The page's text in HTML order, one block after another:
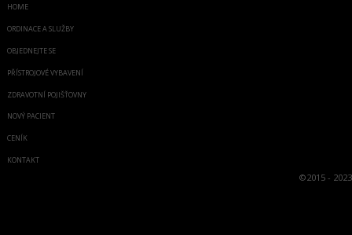
HOME
ORDINACE A SLUŽBY
OBJEDNEJTE SE
PŘÍSTROJOVÉ VYBAVENÍ
ZDRAVOTNÍ POJIŠŤOVNY
NOVÝ PACIENT
CENÍK
KONTAKT
©2015 - 2023